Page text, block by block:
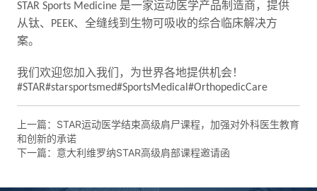
上一篇： STAR运动医学结束高级肩尸课程，加强对外科医生教育
和创新的承诺
下一篇： 意大利维罗纳STAR高级肩部课程邀请函